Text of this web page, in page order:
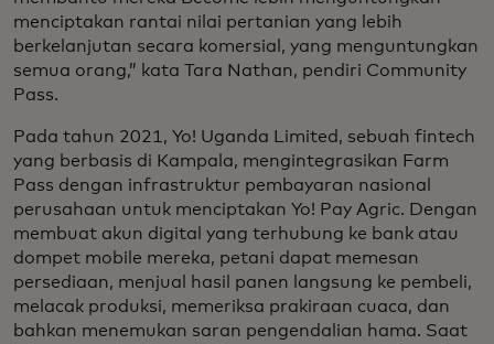
menciptakan rantai nilai pertanian yang lebih
berkelanjutan secara komersial, yang menguntungkan
semua orang,” kata Tara Nathan, pendiri Community
Pass.
Pada tahun 2021, Yo! Uganda Limited, sebuah fintech
yang berbasis di Kampala, mengintegrasikan Farm
Pass dengan infrastruktur pembayaran nasional
perusahaan untuk menciptakan Yo! Pay Agric. Dengan
membuat akun digital yang terhubung ke bank atau
dompet mobile mereka, petani dapat memesan
persediaan, menjual hasil panen langsung ke pembeli,
melacak produksi, memeriksa prakiraan cuaca, dan
bahkan menemukan saran pengendalian hama. Saat